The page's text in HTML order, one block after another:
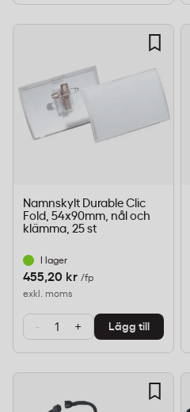
Namnskylt Durable Clic
Fold, 54x90mm, nål och
klämma, 25 st
I lager
455,20 kr /fp
exkl. moms
- + Lägg till